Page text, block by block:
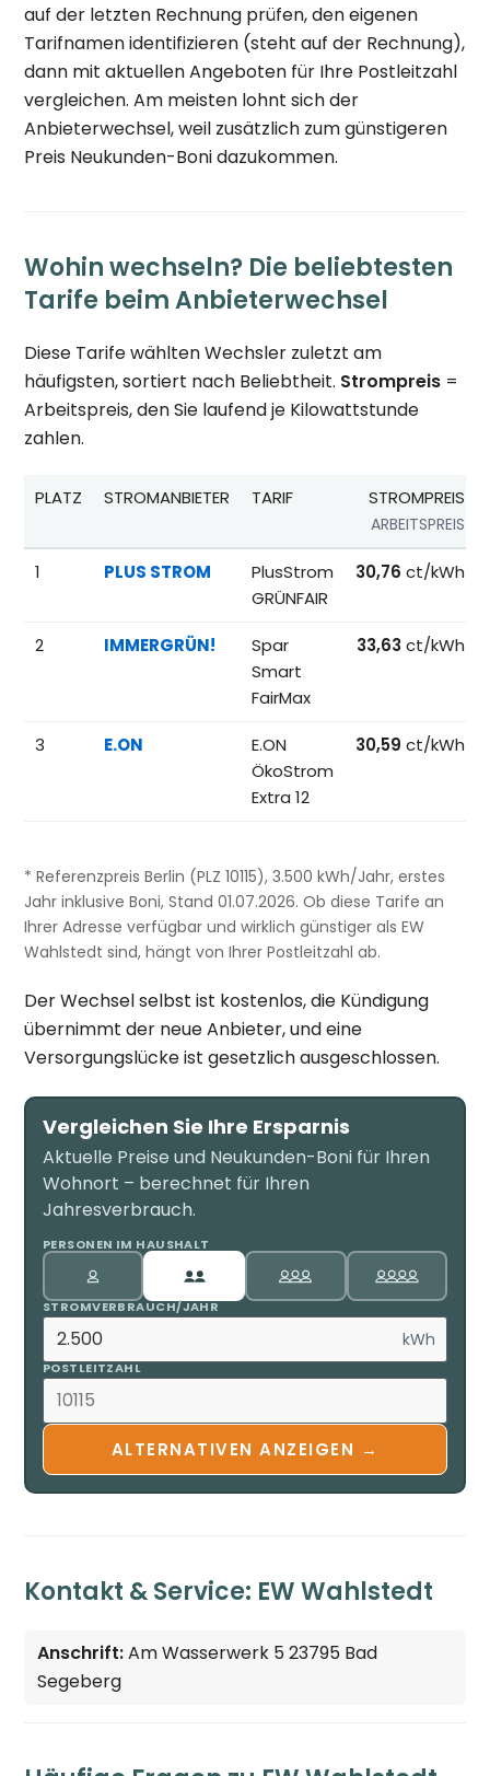
auf der letzten Rechnung prüfen, den eigenen
Tarifnamen identifizieren (steht auf der Rechnung),
dann mit aktuellen Angeboten für Ihre Postleitzahl
vergleichen. Am meisten lohnt sich der
Anbieterwechsel, weil zusätzlich zum günstigeren
Preis Neukunden-Boni dazukommen.
Wohin wechseln? Die beliebtesten
Tarife beim Anbieterwechsel
Diese Tarife wählten Wechsler zuletzt am
häufigsten, sortiert nach Beliebtheit. Strompreis =
Arbeitspreis, den Sie laufend je Kilowattstunde
zahlen.
Beliebteste Tarife beim Anbieterwechsel;
PLATZ STROMANBIETER TARIF STROMPREIS
ARBEITSPREIS
1 PLUS STROM
PlusStrom
GRÜNFAIR
30,76 ct/kWh
2 IMMERGRÜN!
Spar
Smart
FairMax
33,63 ct/kWh
3 E.ON
E.ON
ÖkoStrom
Extra 12
30,59 ct/kWh
* Referenzpreis Berlin (PLZ 10115), 3.500 kWh/Jahr, erstes
Jahr inklusive Boni, Stand 01.07.2026. Ob diese Tarife an
Ihrer Adresse verfügbar und wirklich günstiger als EW
Wahlstedt sind, hängt von Ihrer Postleitzahl ab.
Der Wechsel selbst ist kostenlos, die Kündigung
übernimmt der neue Anbieter, und eine
Versorgungslücke ist gesetzlich ausgeschlossen.
Vergleichen Sie Ihre Ersparnis
Aktuelle Preise und Neukunden-Boni für Ihren
Wohnort – berechnet für Ihren
Jahresverbrauch.
PERSONEN IM HAUSHALT
STROMVERBRAUCH/JAHR
kWh
POSTLEITZAHL
ALTERNATIVEN ANZEIGEN →
Kontakt & Service: EW Wahlstedt
Anschrift:Am Wasserwerk 5 23795 Bad
Segeberg